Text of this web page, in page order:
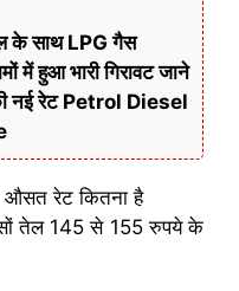
के साथ LPG गैस
में हुआ भारी गिरावट जाने
नई रेट Petrol Diesel
रेट कितना है
तेल 145 से 155 रुपये के